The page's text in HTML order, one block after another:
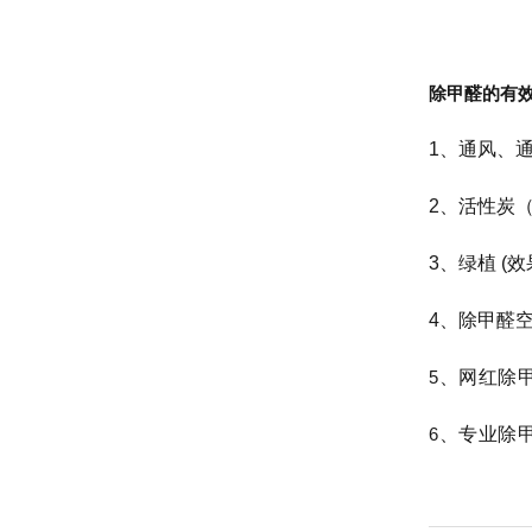
除甲醛的有
1、通风、
2、活性炭
3、绿植 (效
4、除甲醛
5 、网红除
6 、专业除